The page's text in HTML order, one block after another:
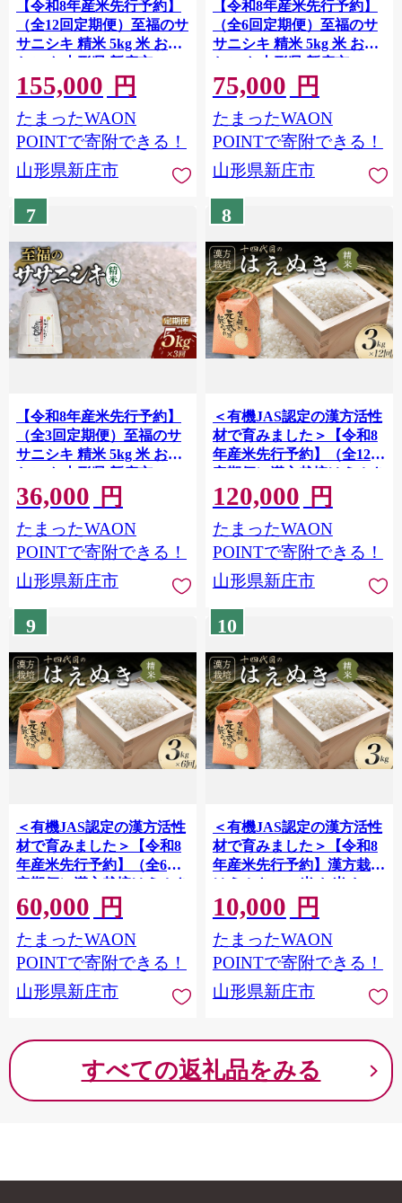
【令和8年産米先行予約】
（全12回定期便）至福のサ
サニシキ 精米 5kg 米 お米
おこめ 山形県 新庄市 F3S-
2851
155,000 円
たまったWAON
POINTで寄附できる！
山形県新庄市
【令和8年産米先行予約】
（全6回定期便）至福のサ
サニシキ 精米 5kg 米 お米
おこめ 山形県 新庄市 F3S-
2850
75,000 円
たまったWAON
POINTで寄附できる！
山形県新庄市
7
【令和8年産米先行予約】
（全3回定期便）至福のサ
サニシキ 精米 5kg 米 お米
おこめ 山形県 新庄市 F3S-
2849
36,000 円
たまったWAON
POINTで寄附できる！
山形県新庄市
8
＜有機JAS認定の漢方活性
材で育みました＞【令和8
年産米先行予約】（全12回
定期便）漢方栽培はえぬき
3kg 米 お米 おこめ 山形県
新庄市 F3S-2847
120,000 円
たまったWAON
POINTで寄附できる！
山形県新庄市
9
＜有機JAS認定の漢方活性
材で育みました＞【令和8
年産米先行予約】（全6回
定期便）漢方栽培はえぬき
3kg 米 お米 おこめ 山形県
新庄市 F3S-2846
60,000 円
たまったWAON
POINTで寄附できる！
山形県新庄市
10
＜有機JAS認定の漢方活性
材で育みました＞【令和8
年産米先行予約】漢方栽培
はえぬき 3kg 米 お米 おこ
め 山形県 新庄市 F3S-2845
10,000 円
たまったWAON
POINTで寄附できる！
山形県新庄市
すべての返礼品をみる